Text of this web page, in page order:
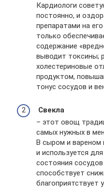
Кардиологи
постоянно, и
препаратами на
только
содержание
выводит токсины;
холестериновые
продуктом,
тонус сосудов и
Свекла
– этот овощ
самых нужных в
В сыром и вареном
и используется
состояния
способствует
благоприятствует